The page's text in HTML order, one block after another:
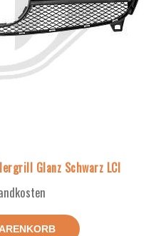
Glanz Schwarz LCI